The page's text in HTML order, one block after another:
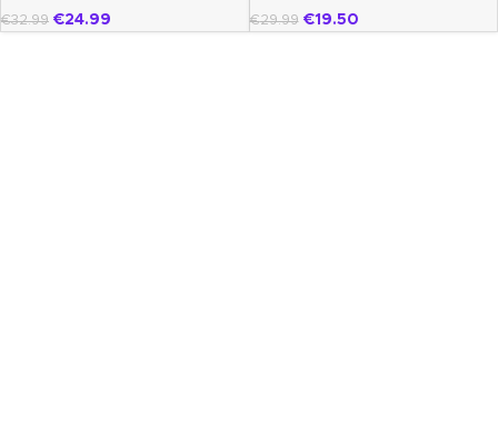
€32.99 €24.99 €29.99 €19.50